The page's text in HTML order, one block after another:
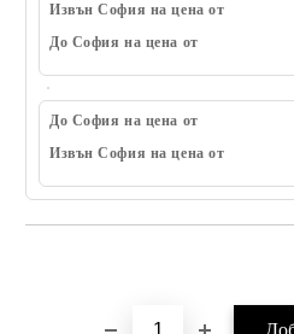
Извън София на цена от
До София на цена от
До София на цена от
Извън София на цена от